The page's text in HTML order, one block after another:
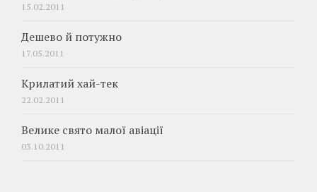
15.02.2011
Дешево й потужно
17.05.2011
Крилатий хай-тек
22.02.2011
Велике свято малої авіації
03.10.2011